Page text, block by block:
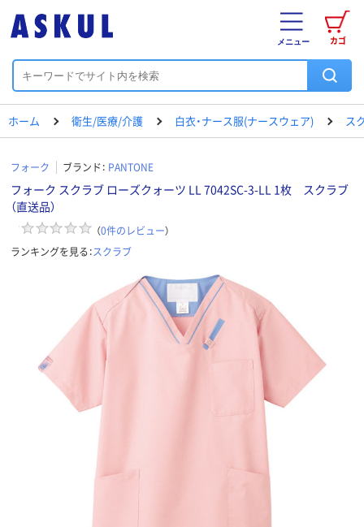
カゴ
メニュー
ホーム 衛生/医療/介護 白衣・ナース服(ナースウェア) ス
フォーク ブランド： PANTONE
フォーク スクラブ ローズクォーツ LL 7042SC-3-LL 1枚 スクラブ
（直送品）
（0件のレビュー）
ランキングを見る：スクラブ